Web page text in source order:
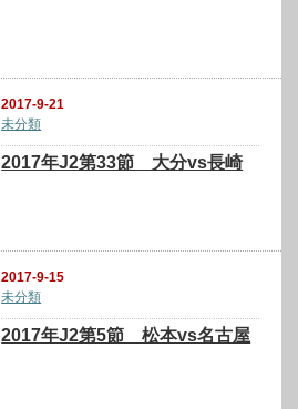
2017-9-21
未分類
2017年J2第33節 大分vs長崎
2017-9-15
未分類
2017年J2第5節 松本vs名古屋